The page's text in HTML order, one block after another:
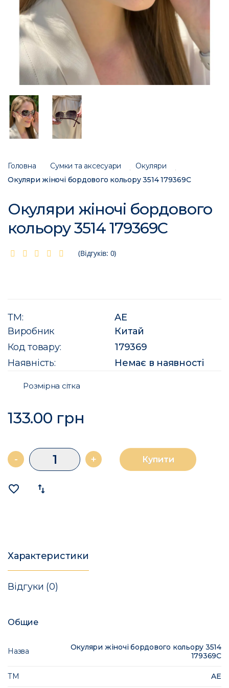
Головна Сумки та аксесуари
Окуляри
Окуляри жіночі бордового кольору 3514 179369C
Окуляри жіночі бордового
кольору 3514 179369C
(Відгуків: 0)
ТМ:
AE
Виробник
Китай
Код товару:
179369
Наявність:
Немає в наявності
Розмірна сітка
133.00 грн
- + Купити
favorite_border import_export
Характеристики
Відгуки (0)
Общие
Назва
Окуляри жіночі бордового кольору 3514
179369C
ТМ AE